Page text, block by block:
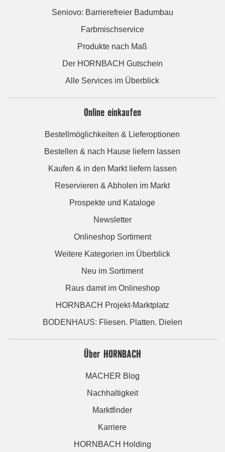
Seniovo: Barrierefreier Badumbau
Farbmischservice
Produkte nach Maß
Der HORNBACH Gutschein
Alle Services im Überblick
Online einkaufen
Bestellmöglichkeiten & Lieferoptionen
Bestellen & nach Hause liefern lassen
Kaufen & in den Markt liefern lassen
Reservieren & Abholen im Markt
Prospekte und Kataloge
Newsletter
Onlineshop Sortiment
Weitere Kategorien im Überblick
Neu im Sortiment
Raus damit im Onlineshop
HORNBACH Projekt-Marktplatz
BODENHAUS: Fliesen. Platten. Dielen
Über HORNBACH
MACHER Blog
Nachhaltigkeit
Marktfinder
Karriere
HORNBACH Holding